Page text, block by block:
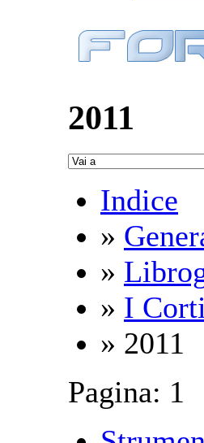
2011
Indice
»
»
» I
» 2011
Pagina: 1